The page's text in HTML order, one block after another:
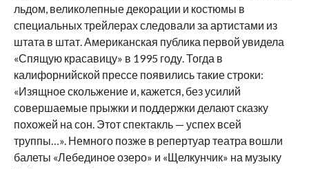
льдом, великолепные декорации и костюмы в
специальных трейлерах следовали за артистами из
штата в штат. Американская публика первой увидела
«Спящую красавицу» в 1995 году. Тогда в
калифорнийской прессе появились такие строки:
«Изящное скольжение и, кажется, без усилий
совершаемые прыжки и поддержки делают сказку
похожей на сон. Этот спектакль — успех всей
труппы…». Немного позже в репертуар театра вошли
балеты «Лебединое озеро» и «Щелкунчик» на музыку